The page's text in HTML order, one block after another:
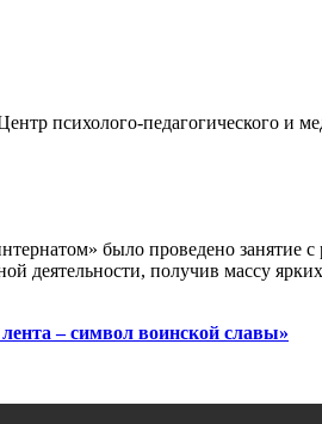
психолого-педагогического и
было проведено занятие
деятельности, получив массу
– символ воинской славы»